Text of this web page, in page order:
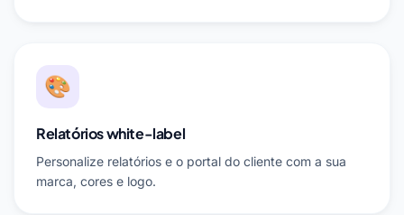
🎨
Relatórios white-label
Personalize relatórios e o portal do cliente com a sua
marca, cores e logo.